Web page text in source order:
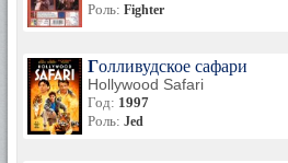
Роль: Fighter
Голливудское сафари
Hollywood Safari
Год: 1997
Роль: Jed